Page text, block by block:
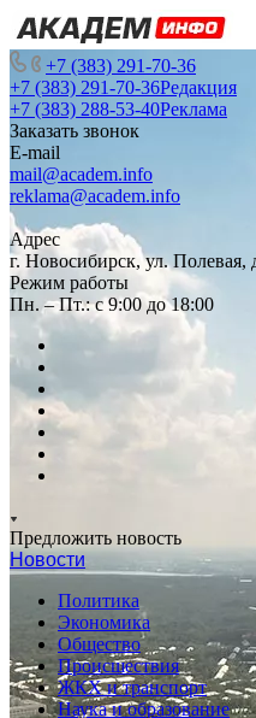
+7 (383) 291-70-36
+7 (383) 291-70-36Редакция
+7 (383) 288-53-40Реклама
Заказать звонок
E-mail
mail@academ.info
reklama@academ.info
Адрес
г. Новосибирск, ул. Полевая,
Режим работы
Пн. – Пт.: с 9:00 до 18:00
Предложить новость
Новости
Политика
Экономика
Общество
Происшествия
ЖКХ и транспорт
Наука и образование